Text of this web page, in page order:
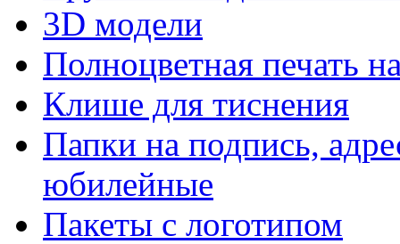
3D модели
Полноцветная печать
Клише для тиснения
Папки на подпись,
юбилейные
Пакеты с логотипом